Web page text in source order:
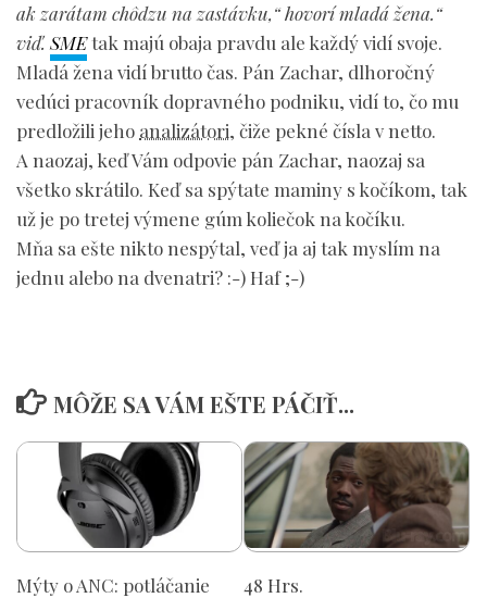
ak zarátam chôdzu na zastávku,“ hovorí mladá žena.“
viď. SMEtak majú obaja pravdu ale každý vidí svoje.
Mladá žena vidí brutto čas. Pán Zachar, dlhoročný
vedúci pracovník dopravného podniku, vidí to, čo mu
predložili jeho analizátori, čiže pekné čísla v netto.
A naozaj, keď Vám odpovie pán Zachar, naozaj sa
všetko skrátilo. Keď sa spýtate maminy s kočíkom, tak
už je po tretej výmene gúm koliečok na kočíku.
Mňa sa ešte nikto nespýtal, veď ja aj tak myslím na
jednu alebo na dvenatri? :-) Haf ;-)
MÔŽE SA VÁM EŠTE PÁČIŤ...
Mýty o ANC: potláčanie
48 Hrs.